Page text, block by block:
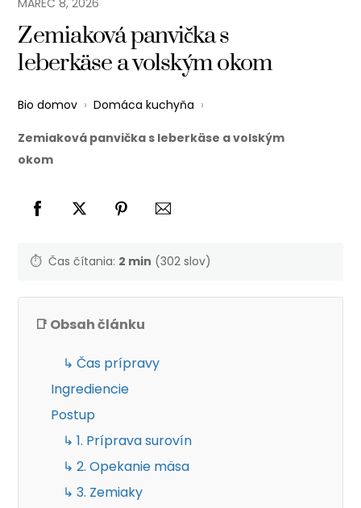
MAREC 8,2026
Zemiaková panvička s
leberkäse a volským okom
Bio domov › Domáca kuchyňa ›
Zemiaková panvička s leberkäse a volským
okom
⏱️ Čas čítania: 2 min (302 slov)
📑 Obsah článku
↳ Čas prípravy
Ingrediencie
Postup
↳ 1. Príprava surovín
↳ 2. Opekanie mäsa
↳ 3. Zemiaky